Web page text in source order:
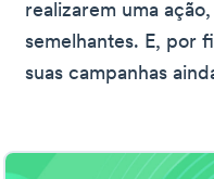
realizarem uma
semelhantes. E, por
suas campanhas